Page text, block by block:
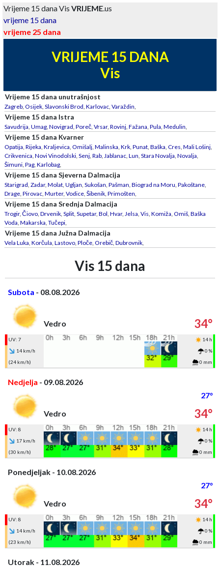
Vrijeme 15 dana VisVRIJEME.us
vrijeme 15 dana
vrijeme 25 dana
VRIJEME 15 DANA
Vis
Vrijeme 15 dana unutrašnjost
Zagreb, Osijek, Slavonski Brod, Karlovac, Varaždin,
Vrijeme 15 dana Istra
Savudrija, Umag, Novigrad, Poreč, Vrsar, Rovinj, Fažana, Pula, Medulin,
Vrijeme 15 dana Kvarner
Opatija, Rijeka, Kraljevica, Omišalj, Malinska, Krk, Punat, Baška, Cres, Mali Lošinj,
Crikvenica, Novi Vinodolski, Senj, Rab, Jablanac, Lun, Stara Novalja, Novalja,
Šimuni, Pag, Karlobag,
Vrijeme 15 dana Sjeverna Dalmacija
Starigrad, Zadar, Molat, Ugljan, Sukošan, Pašman, Biograd na Moru, Pakoštane,
Drage, Pirovac, Murter, Vodice, Šibenik, Primošten,
Vrijeme 15 dana Srednja Dalmacija
Trogir, Čiovo, Drvenik, Split, Supetar, Bol, Hvar, Jelsa, Vis, Komiža, Omiš, Baška
Voda, Makarska, Tučepi,
Vrijeme 15 dana Južna Dalmacija
Vela Luka, Korčula, Lastovo, Ploče, Orebič, Dubrovnik,
Vis 15 dana
Subota - 08.08.2026
Vedro 34°
UV: 7
14 h
14 km/h
0 %
(24 km/h)
0 mm
Nedjelja - 09.08.2026
27°
Vedro
34°
UV: 8
14 h
17 km/h
0 %
(30 km/h)
0 mm
Ponedjeljak - 10.08.2026
27°
Vedro
34°
UV: 8
14 h
14 km/h
0 %
(23 km/h)
0 mm
Utorak - 11.08.2026